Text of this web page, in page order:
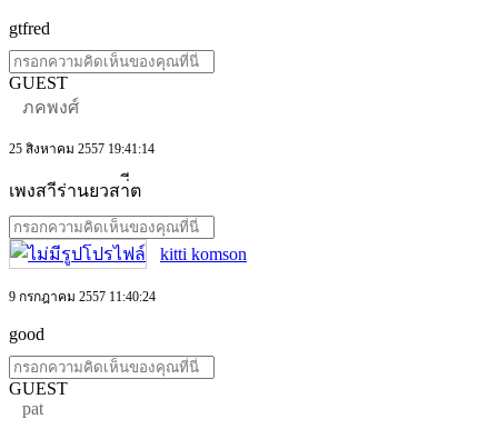
gtfred
GUEST
ภคพงศ์
25 สิงหาคม 2557 19:41:14
เพงสาีร่านยวสา่ีต
kitti komson
9 กรกฎาคม 2557 11:40:24
good
GUEST
pat